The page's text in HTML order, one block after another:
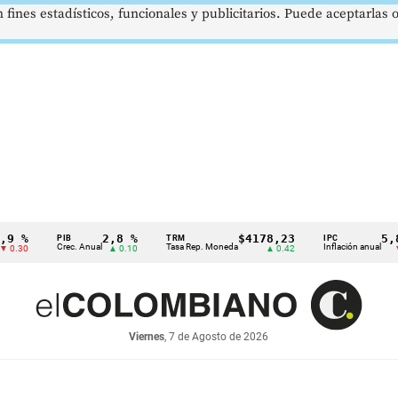
PIB
Crec. Anual
2,8 %
▲ 0.10
TRM
Tasa Rep. Moneda
$4178,23
▲ 0.42
IPC
Inflación anual
5,81 %
▼ 0.12
Viernes, 7 de Agosto de 2026
estadísticos, funcionales y publicitarios. Puede aceptarlas